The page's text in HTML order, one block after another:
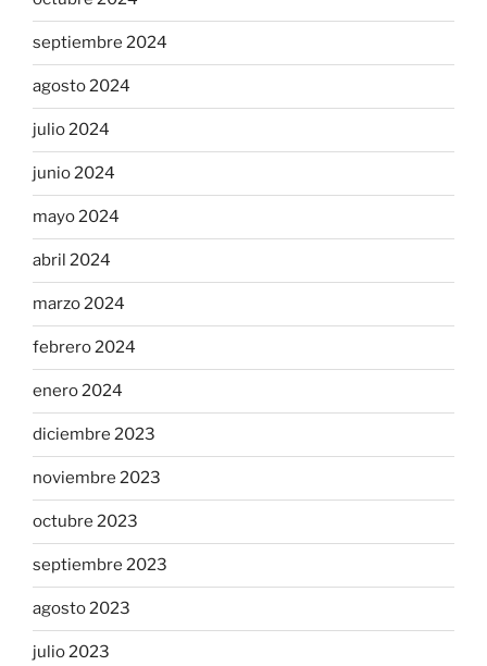
septiembre 2024
agosto 2024
julio 2024
junio 2024
mayo 2024
abril 2024
marzo 2024
febrero 2024
enero 2024
diciembre 2023
noviembre 2023
octubre 2023
septiembre 2023
agosto 2023
julio 2023